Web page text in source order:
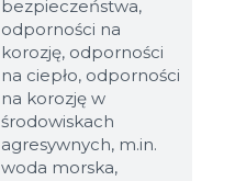
bezpieczeństwa,
odporności na
korozję, odporności
na ciepło, odporności
na korozję w
środowiskach
agresywnych, m.in.
woda morska,